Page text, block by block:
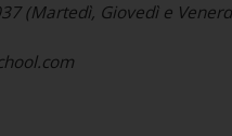
(Martedì, Giovedì e